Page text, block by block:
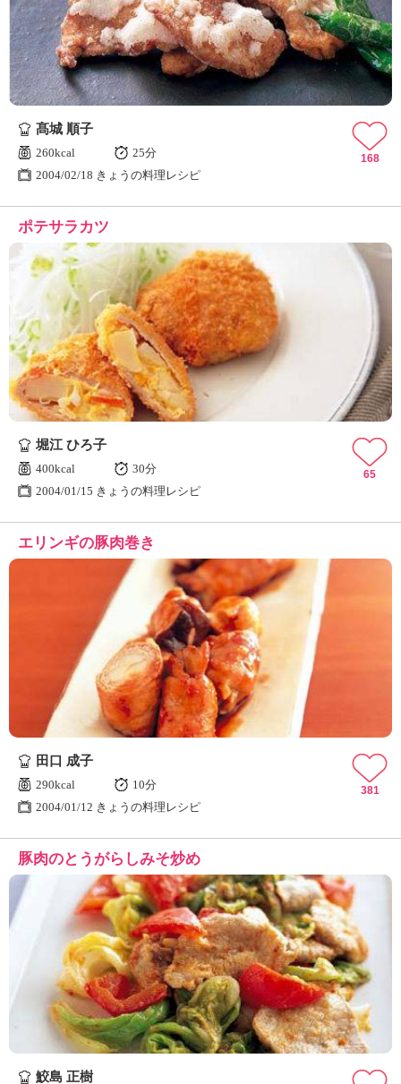
髙城 順子
260kcal
25分
2004/02/18 きょうの料理レシピ
168
ポテサラカツ
堀江 ひろ子
400kcal
30分
2004/01/15 きょうの料理レシピ
65
エリンギの豚肉巻き
田口 成子
290kcal
10分
2004/01/12 きょうの料理レシピ
381
豚肉のとうがらしみそ炒め
鮫島 正樹